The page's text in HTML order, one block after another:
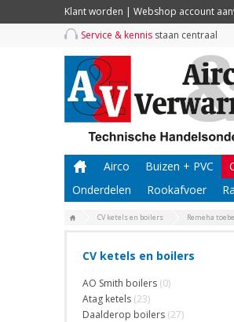
Klant worden | Webshop account
Service & kennis staan centraal
Airco Buizen + PVC
Onderdelen
Rookafvoer
CV ketels en boilers Remeha
CV ketels en boilers
AO Smith boilers (0)
Atag ketels (23)
Daalderop boilers (27)